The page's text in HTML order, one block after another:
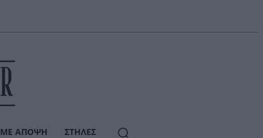
ΜΕ ΆΠΟΨΗ ΣΤΉΛΕΣ